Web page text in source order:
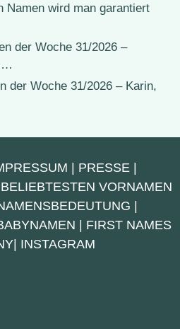
Namen wird man garantiert
der Woche 31/2026 –
…
der Woche 31/2026 – Karin,
| PRESSE |
VORNAMEN
|
| FIRST NAMES
| INSTAGRAM